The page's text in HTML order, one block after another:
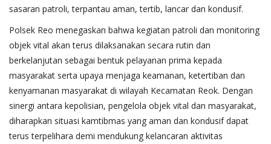
sasaran patroli, terpantau aman, tertib, lancar dan kondusif.
Polsek Reo menegaskan bahwa kegiatan patroli dan monitoring
objek vital akan terus dilaksanakan secara rutin dan
berkelanjutan sebagai bentuk pelayanan prima kepada
masyarakat serta upaya menjaga keamanan, ketertiban dan
kenyamanan masyarakat di wilayah Kecamatan Reok. Dengan
sinergi antara kepolisian, pengelola objek vital dan masyarakat,
diharapkan situasi kamtibmas yang aman dan kondusif dapat
terus terpelihara demi mendukung kelancaran aktivitas